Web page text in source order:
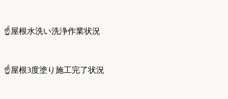
☝️屋根水洗い洗浄作業状況
☝️屋根3度塗り施工完了状況